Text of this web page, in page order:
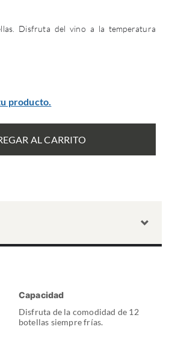
Disfruta del vino a la temperatura
producto.
AL CARRITO
Capacidad
Disfruta de la comodidad de 12
botellas siempre frías.